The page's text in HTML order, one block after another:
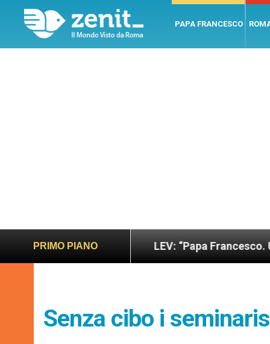
PAPA FRANCESCO
PRIMO PIANO
e giusto LEV: “Papa Francesco. Un uomo
Senza cibo i